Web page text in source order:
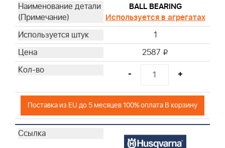
BALL BEARING
Используется в агрегатах
1
2587 i
- +
Поставка из EU до 5 месяцев 100% оплата В корзину